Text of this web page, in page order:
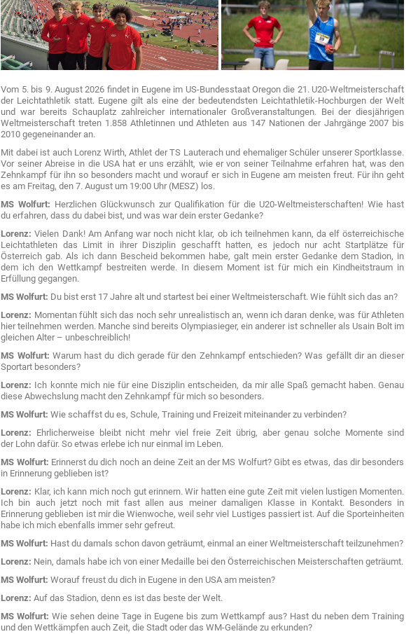
Vom 5. bis 9. August 2026 findet in Eugene im US-Bundesstaat Oregon die 21. U20-Weltmeisterschaft
der Leichtathletik statt. Eugene gilt als eine der bedeutendsten Leichtathletik-Hochburgen der Welt
und war bereits Schauplatz zahlreicher internationaler Großveranstaltungen. Bei der diesjährigen
Weltmeisterschaft treten 1.858 Athletinnen und Athleten aus 147 Nationen der Jahrgänge 2007 bis
2010 gegeneinander an.
Mit dabei ist auch Lorenz Wirth, Athlet der TS Lauterach und ehemaliger Schüler unserer Sportklasse.
Vor seiner Abreise in die USA hat er uns erzählt, wie er von seiner Teilnahme erfahren hat, was den
Zehnkampf für ihn so besonders macht und worauf er sich in Eugene am meisten freut. Für ihn geht
es am Freitag, den 7. August um 19:00 Uhr (MESZ) los.
MS Wolfurt: Herzlichen Glückwunsch zur Qualifikation für die U20-Weltmeisterschaften! Wie hast
du erfahren, dass du dabei bist, und was war dein erster Gedanke?
Lorenz: Vielen Dank! Am Anfang war noch nicht klar, ob ich teilnehmen kann, da elf österreichische
Leichtathleten das Limit in ihrer Disziplin geschafft hatten, es jedoch nur acht Startplätze für
Österreich gab. Als ich dann Bescheid bekommen habe, galt mein erster Gedanke dem Stadion, in
dem ich den Wettkampf bestreiten werde. In diesem Moment ist für mich ein Kindheitstraum in
Erfüllung gegangen.
MS Wolfurt: Du bist erst 17 Jahre alt und startest bei einer Weltmeisterschaft. Wie fühlt sich das an?
Lorenz: Momentan fühlt sich das noch sehr unrealistisch an, wenn ich daran denke, was für Athleten
hier teilnehmen werden. Manche sind bereits Olympiasieger, ein anderer ist schneller als Usain Bolt im
gleichen Alter – unbeschreiblich!
MS Wolfurt: Warum hast du dich gerade für den Zehnkampf entschieden? Was gefällt dir an dieser
Sportart besonders?
Lorenz: Ich konnte mich nie für eine Disziplin entscheiden, da mir alle Spaß gemacht haben. Genau
diese Abwechslung macht den Zehnkampf für mich so besonders.
MS Wolfurt: Wie schaffst du es, Schule, Training und Freizeit miteinander zu verbinden?
Lorenz: Ehrlicherweise bleibt nicht mehr viel freie Zeit übrig, aber genau solche Momente sind
der Lohn dafür. So etwas erlebe ich nur einmal im Leben.
MS Wolfurt: Erinnerst du dich noch an deine Zeit an der MS Wolfurt? Gibt es etwas, das dir besonders
in Erinnerung geblieben ist?
Lorenz: Klar, ich kann mich noch gut erinnern. Wir hatten eine gute Zeit mit vielen lustigen Momenten.
Ich bin auch jetzt noch mit fast allen aus meiner damaligen Klasse in Kontakt. Besonders in
Erinnerung geblieben ist mir die Wienwoche, weil sehr viel Lustiges passiert ist. Auf die Sporteinheiten
habe ich mich ebenfalls immer sehr gefreut.
MS Wolfurt: Hast du damals schon davon geträumt, einmal an einer Weltmeisterschaft teilzunehmen?
Lorenz: Nein, damals habe ich von einer Medaille bei den Österreichischen Meisterschaften geträumt.
MS Wolfurt: Worauf freust du dich in Eugene in den USA am meisten?
Lorenz: Auf das Stadion, denn es ist das beste der Welt.
MS Wolfurt: Wie sehen deine Tage in Eugene bis zum Wettkampf aus? Hast du neben dem Training
und den Wettkämpfen auch Zeit, die Stadt oder das WM-Gelände zu erkunden?